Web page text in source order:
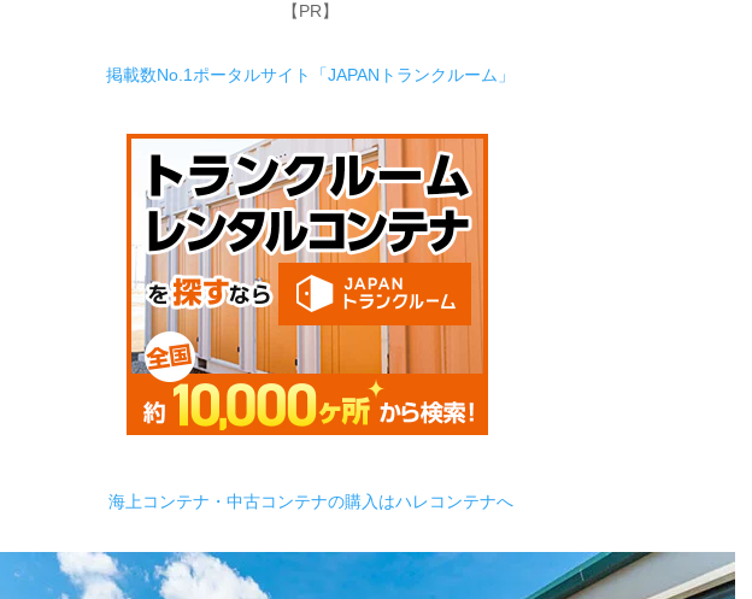
【PR】
掲載数No.1ポータルサイト「JAPANトランクルーム」
海上コンテナ・中古コンテナの購入はハレコンテナへ